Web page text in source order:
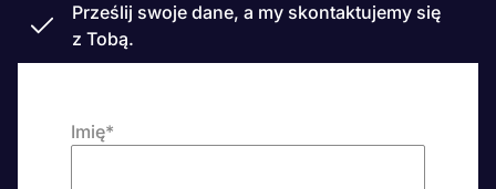
Prześlij swoje dane, a my skontaktujemy się
z Tobą.
Imię*